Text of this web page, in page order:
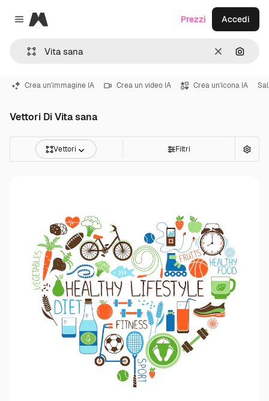
Close menu
Magnific
CancellaCerca
Prezzi Accedi
Crea un'immagine IA Crea un video IA Crea un'icona IA
Vettori Di Vita sana
Vettori Filtri